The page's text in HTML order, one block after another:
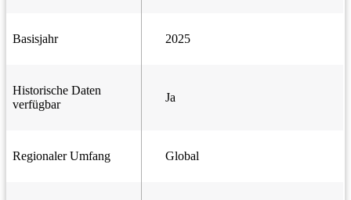
Basisjahr 2025
Historische Daten
verfügbar
Ja
Regionaler Umfang Global